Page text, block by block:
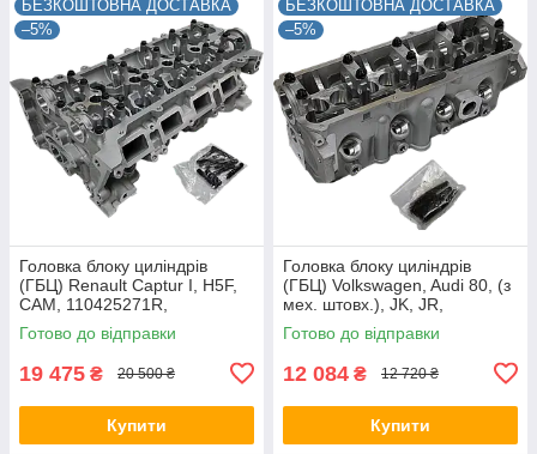
БЕЗКОШТОВНА ДОСТАВКА
–5%
Головка блоку циліндрів
(ГБЦ) Renault Captur I, H5F,
CAM, 110425271R,
1104100Q2F, 910038
Готово до відправки
19 475 ₴ 20 500 ₴
Купити
БЕЗКОШТОВНА ДОСТАВКА
–5%
Головка блоку циліндрів
(ГБЦ) Volkswagen, Audi 80, (з
мех. штовх.), JK, JR,
CAM,068103373D,
068103351E, 908010
Готово до відправки
12 084 ₴ 12 720 ₴
Купити